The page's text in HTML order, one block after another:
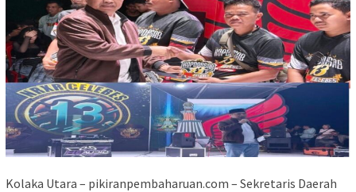
Kolaka Utara – pikiranpembaharuan.com – Sekretaris Daerah